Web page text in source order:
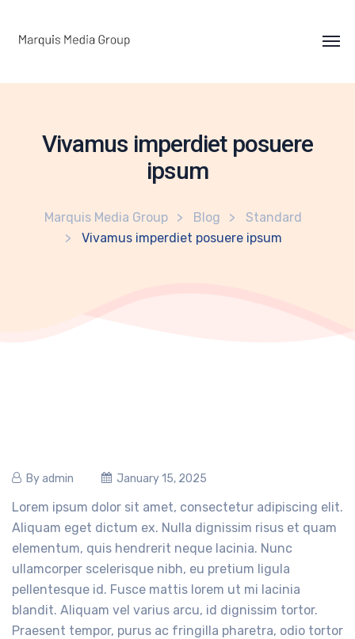
Vivamus imperdiet posuere
ipsum
Marquis Media Group Blog
Standard
Vivamus imperdiet posuere ipsum
Byadmin January 15, 2025
Lorem ipsum dolor sit amet, consectetur adipiscing elit.
Aliquam eget dictum ex. Nulla dignissim risus et quam
elementum, quis hendrerit neque lacinia. Nunc
ullamcorper scelerisque nibh, eu pretium ligula
pellentesque id. Fusce mattis lorem ut mi lacinia
blandit. Aliquam vel varius arcu, id dignissim tortor.
Praesent tempor, purus ac fringilla pharetra, odio tortor